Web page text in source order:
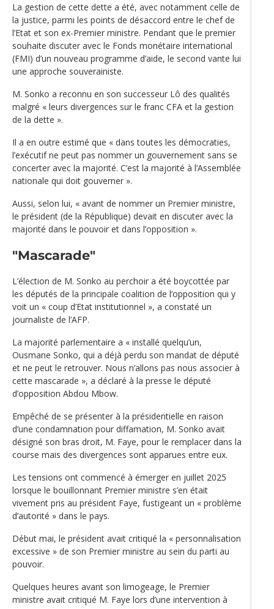
La gestion de cette dette a été, avec notamment celle de
la justice, parmi les points de désaccord entre le chef de
l’Etat et son ex-Premier ministre. Pendant que le premier
souhaite discuter avec le Fonds monétaire international
(FMI) d’un nouveau programme d’aide, le second vante lui
une approche souverainiste.
M. Sonko a reconnu en son successeur Lô des qualités
malgré « leurs divergences sur le franc CFA et la gestion
de la dette ».
Il a en outre estimé que « dans toutes les démocraties,
l’exécutif ne peut pas nommer un gouvernement sans se
concerter avec la majorité. C’est la majorité à l’Assemblée
nationale qui doit gouverner ».
Aussi, selon lui, « avant de nommer un Premier ministre,
le président (de la République) devait en discuter avec la
majorité dans le pouvoir et dans l’opposition ».
"Mascarade"
L’élection de M. Sonko au perchoir a été boycottée par
les députés de la principale coalition de l’opposition qui y
voit un « coup d’Etat institutionnel », a constaté un
journaliste de l’AFP.
La majorité parlementaire a « installé quelqu’un,
Ousmane Sonko, qui a déjà perdu son mandat de député
et ne peut le retrouver. Nous n’allons pas nous associer à
cette mascarade », a déclaré à la presse le député
d’opposition Abdou Mbow.
Empêché de se présenter à la présidentielle en raison
d’une condamnation pour diffamation, M. Sonko avait
désigné son bras droit, M. Faye, pour le remplacer dans la
course mais des divergences sont apparues entre eux.
Les tensions ont commencé à émerger en juillet 2025
lorsque le bouillonnant Premier ministre s’en était
vivement pris au président Faye, fustigeant un « problème
d’autorité » dans le pays.
Début mai, le président avait critiqué la « personnalisation
excessive » de son Premier ministre au sein du parti au
pouvoir.
Quelques heures avant son limogeage, le Premier
ministre avait critiqué M. Faye lors d’une intervention à